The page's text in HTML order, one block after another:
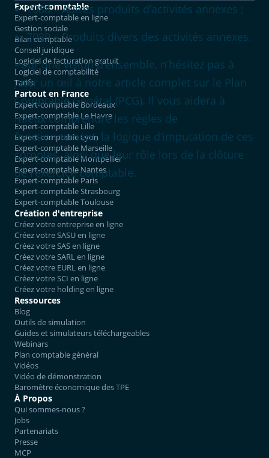
7088 – Autres produits d’activités annexes ;
7089 – Produits divers des activités annexes.
Pour une vision d’ensemble, n’hésitez pas à
jeter un œil à notre article complet sur le Plan
Comptable Général (PCG). Il vous aidera à
mieux comprendre les règles de
fonctionnement, la logique d’imputation de ces
comptes, ainsi que leur rôle lors de la clôture
de l’exercice comptable.
Expert-comptable
Expert-comptable en ligne
Gestion sociale
Bilan comptable
Conseil juridique
Logiciel de facturation gratuit
Logiciel de comptabilité
Tarifs
Partout en France
Expert-comptable Bordeaux
Expert-comptable Le Havre
Expert-comptable Lille
Expert-comptable Lyon
Expert-comptable Marseille
Expert-comptable Montpellier
Expert-comptable Nantes
Expert-comptable Paris
Expert-comptable Strasbourg
Expert-comptable Toulouse
Création d'entreprise
Créez votre entreprise en ligne
Créez votre SASU en ligne
Créez votre SAS en ligne
Créez votre SARL en ligne
Créez votre EURL en ligne
Créez votre SCI en ligne
Créez votre holding en ligne
Ressources
Blog
Outils de simulation
Guides et simulateurs téléchargeables
Webinars
Plan comptable général
Vidéos
Vidéo de démonstration
Baromètre économique des TPE
À Propos
Qui sommes-nous ?
Jobs
Partenariats
Presse
MCP